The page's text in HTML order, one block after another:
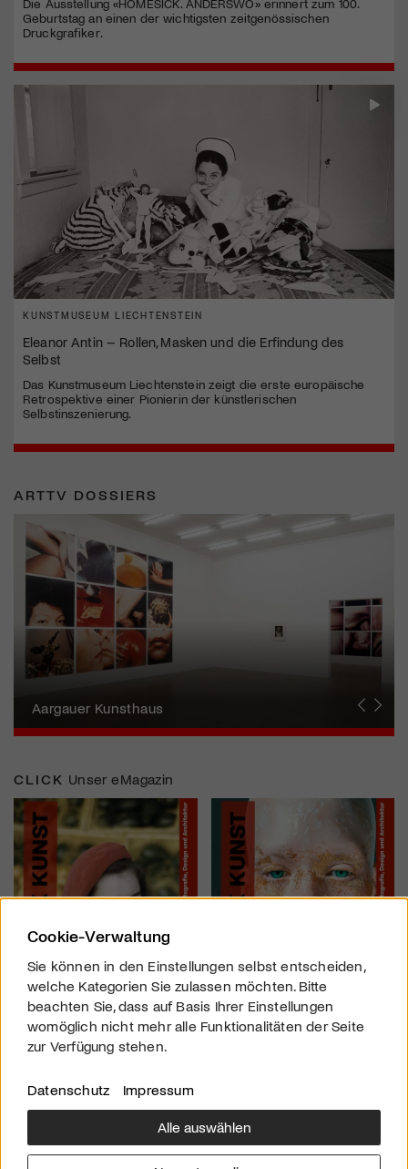
Geburtstag an einen der wichtigsten zeitgenössischen
Druckgrafiker.
KUNSTMUSEUM LIECHTENSTEIN
Eleanor Antin – Rollen, Masken und die Erfindung des
Selbst
Das Kunstmuseum Liechtenstein zeigt die erste europäische
Retrospektive einer Pionierin der künstlerischen
Selbstinszenierung.
ARTTV DOSSIERS
Künstlerin
Aargauer Kunsthaus
Gewerbemuseum Winterthur
Liste Art Fair Basel
Bündner Kunstmuseum
Künstler:innen Portraits
Junge Schweizer Kunst
Vögele Kultur Zentrum
Nidwaldner Museum
Haus für Kunst Uri
CLICK Unser eMagazin
Über uns
Downloads
Impressum
Cookie-Verwaltung
Sie können in den Einstellungen selbst entscheiden,
welche Kategorien Sie zulassen möchten. Bitte
beachten Sie, dass auf Basis Ihrer Einstellungen
womöglich nicht mehr alle Funktionalitäten der Seite
zur Verfügung stehen.
Datenschutz Impressum
Alle auswählen